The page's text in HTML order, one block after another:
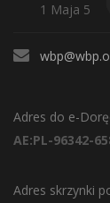
1 Maja 5
Adres do e-
AE:PL-96342-
Adres skrzynki